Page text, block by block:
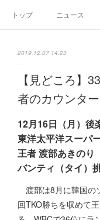
トップ ニュース
2019.12.07 14:23
【見どころ】
者のカウンタ
12月16日（月）後
東洋太平洋スーパ
王者 渡部あきのり
バンティ（タイ）
渡部は8月に韓国の
回TKO勝ちを収めて